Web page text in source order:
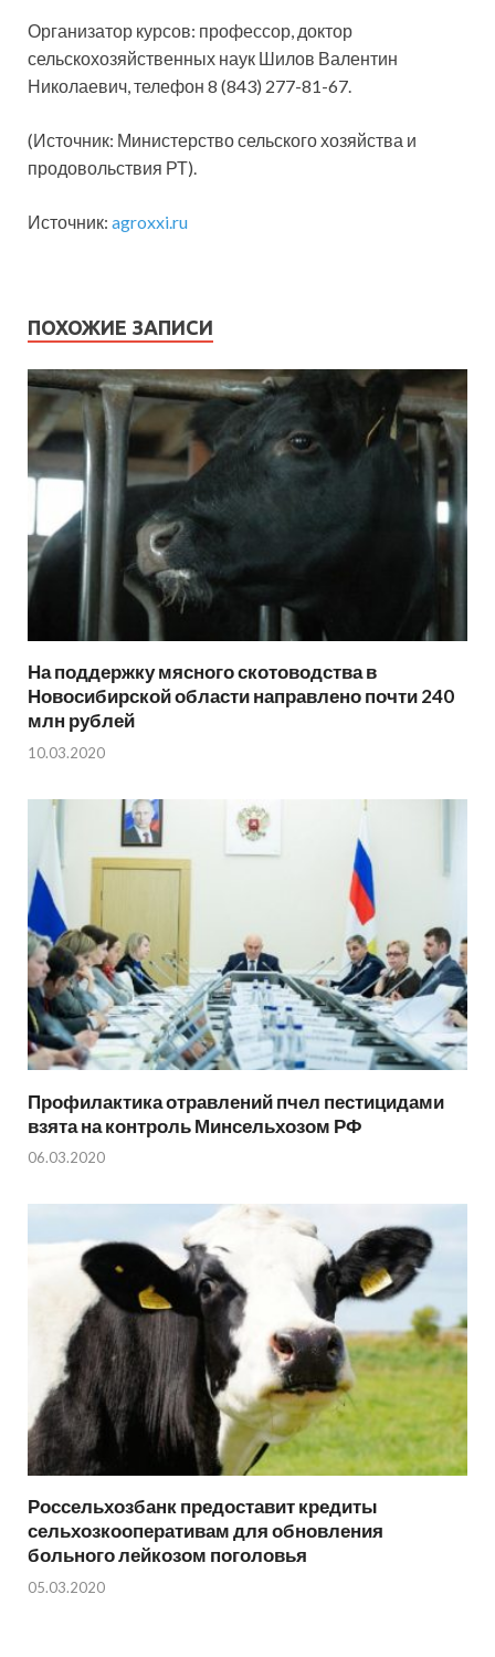
Организатор курсов: профессор, доктор
сельскохозяйственных наук Шилов Валентин
Николаевич, телефон 8 (843) 277-81-67.
(Источник: Министерство сельского хозяйства и
продовольствия РТ).
Источник: agroxxi.ru
ПОХОЖИЕ ЗАПИСИ
На поддержку мясного скотоводства в
Новосибирской области направлено почти 240
млн рублей
10.03.2020
Профилактика отравлений пчел пестицидами
взята на контроль Минсельхозом РФ
06.03.2020
Россельхозбанк предоставит кредиты
сельхозкооперативам для обновления
больного лейкозом поголовья
05.03.2020